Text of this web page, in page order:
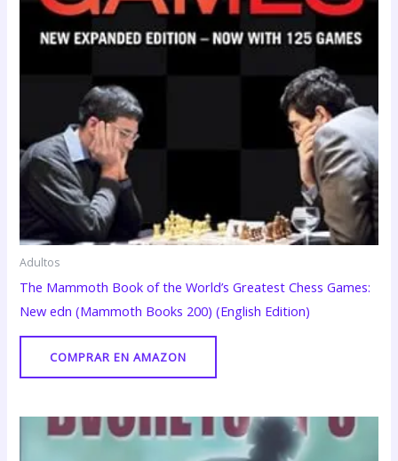
Adultos
The Mammoth Book of the World’s Greatest Chess Games:
New edn (Mammoth Books 200) (English Edition)
COMPRAR EN AMAZON